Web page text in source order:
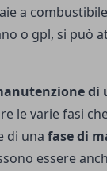
a
o gpl, si può
di
le varie fasi
di una fase di
essere